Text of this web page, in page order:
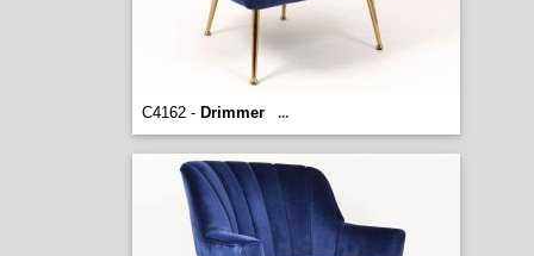
C4162 - Drimmer ...